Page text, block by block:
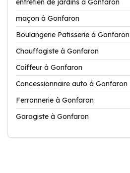
entretien de jardins à Gonfaron
maçon à Gonfaron
Boulangerie Patisserie à Gonfaron
Chauffagiste à Gonfaron
Coiffeur à Gonfaron
Concessionnaire auto à Gonfaron
Ferronnerie à Gonfaron
Garagiste à Gonfaron